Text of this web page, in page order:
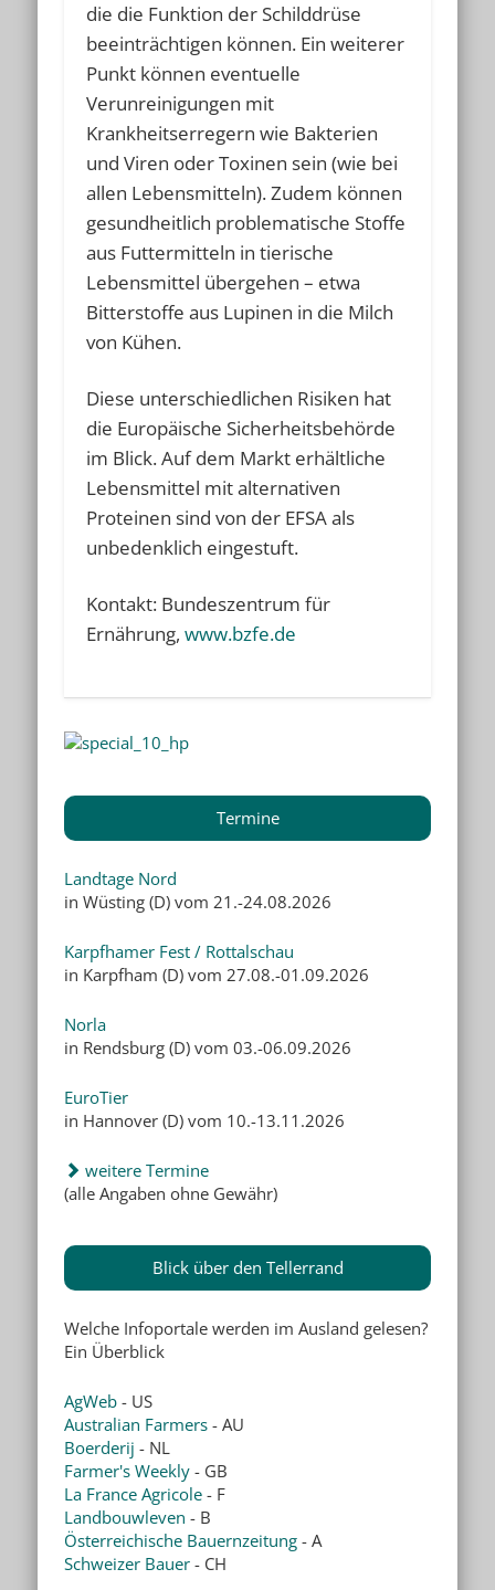
die die Funktion der Schilddrüse
beeinträchtigen können. Ein weiterer
Punkt können eventuelle
Verunreinigungen mit
Krankheitserregern wie Bakterien
und Viren oder Toxinen sein (wie bei
allen Lebensmitteln). Zudem können
gesundheitlich problematische Stoffe
aus Futtermitteln in tierische
Lebensmittel übergehen – etwa
Bitterstoffe aus Lupinen in die Milch
von Kühen.
Diese unterschiedlichen Risiken hat
die Europäische Sicherheitsbehörde
im Blick. Auf dem Markt erhältliche
Lebensmittel mit alternativen
Proteinen sind von der EFSA als
unbedenklich eingestuft.
Kontakt: Bundeszentrum für
Ernährung,www.bzfe.de
Termine
Landtage Nord
in Wüsting (D) vom 21.-24.08.2026
Karpfhamer Fest / Rottalschau
in Karpfham (D) vom 27.08.-01.09.2026
Norla
in Rendsburg (D) vom 03.-06.09.2026
EuroTier
in Hannover (D) vom 10.-13.11.2026
weitere Termine
(alle Angaben ohne Gewähr)
Blick über den Tellerrand
Welche Infoportale werden im Ausland gelesen?
Ein Überblick
AgWeb - US
Australian Farmers - AU
Boerderij - NL
Farmer's Weekly - GB
La France Agricole - F
Landbouwleven - B
Österreichische Bauernzeitung - A
Schweizer Bauer - CH